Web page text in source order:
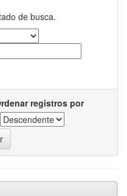
de busca.
registros por